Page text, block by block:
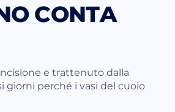
CONTA
e trattenuto dalla
giorni perché i vasi del cuoio